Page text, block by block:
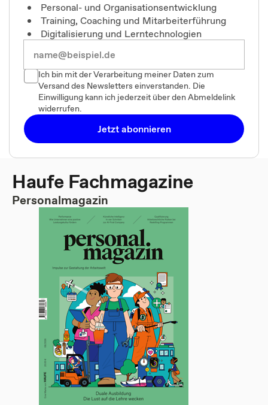
Personal- und Organisationsentwicklung
Training, Coaching und Mitarbeiterführung
Digitalisierung und Lerntechnologien
Ich bin mit der Verarbeitung meiner Daten zum
Versand des Newsletters einverstanden. Die
Einwilligung kann ich jederzeit über den Abmeldelink
widerrufen.
Jetzt abonnieren
Haufe Fachmagazine
Personalmagazin